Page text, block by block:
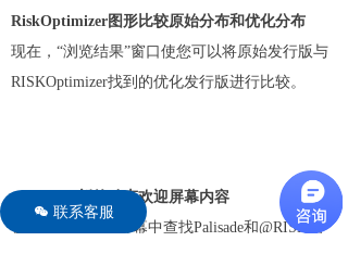
RiskOptimizer图形比较原始分布和优化分布
现在，“浏览结果”窗口使您可以将原始发行版与
RISKOptimizer找到的优化发行版进行比较。
@RISK：新的动态欢迎屏幕内容
在新的动态欢迎屏幕中查找Palisade和@RISK的
너 联系客服